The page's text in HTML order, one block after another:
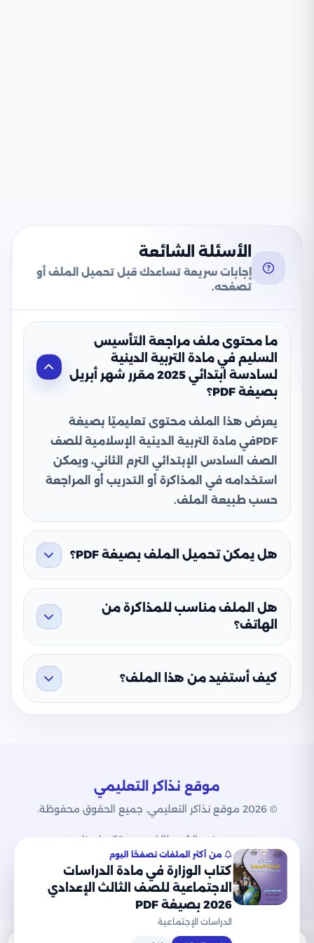
الأسئلة الشائعة
إجابات سريعة تساعدك قبل تحميل الملف أو
تصفحه.
ما محتوى ملف مراجعة التأسيس
السليم في مادة التربية الدينية
لسادسة ابتدائي 2025 مقرر شهر أبريل
بصيغة PDF؟
يعرض هذا الملف محتوى تعليميًا بصيغة
PDFفي مادة التربية الدينية الإسلامية للصف
الصف السادس الإبتدائي الترم الثاني، ويمكن
استخدامه في المذاكرة أو التدريب أو المراجعة
حسب طبيعة الملف.
هل يمكن تحميل الملف بصيغة PDF؟
هل الملف مناسب للمذاكرة من
الهاتف؟
كيف أستفيد من هذا الملف؟
موقع نذاكر التعليمي
© 2026 موقع نذاكر التعليمي. جميع الحقوق محفوظة.
من نحن الشروطالخصوصيةاتصل بنا
من أكثر الملفات تصفحًا اليوم
كتاب الوزارة في مادة الدراسات
الاجتماعية للصف الثالث الإعدادي
2026 بصيغة PDF
الدراسات الإجتماعية